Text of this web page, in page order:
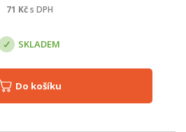
71 Kč s DPH
SKLADEM
Do košíku